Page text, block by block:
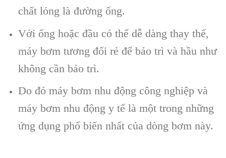
chất lỏng là đường ống.
Với ống hoặc đầu có thể dễ dàng thay thế,
máy bơm tương đối rẻ để bảo trì và hầu như
không cần bảo trì.
Do đó máy bơm nhu động công nghiệp và
máy bơm nhu động y tế là một trong những
ứng dụng phổ biến nhất của dòng bơm này.